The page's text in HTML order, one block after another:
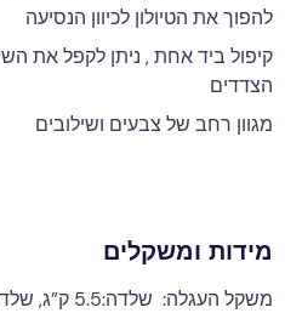
להפוך את הטיולון לכיוון הנסיעה
הצדדים
מגוון רחב של צבעים ושילובים
מידות ומשקלים